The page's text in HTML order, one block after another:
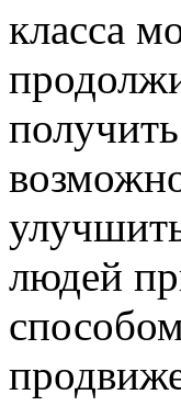
класса
людей